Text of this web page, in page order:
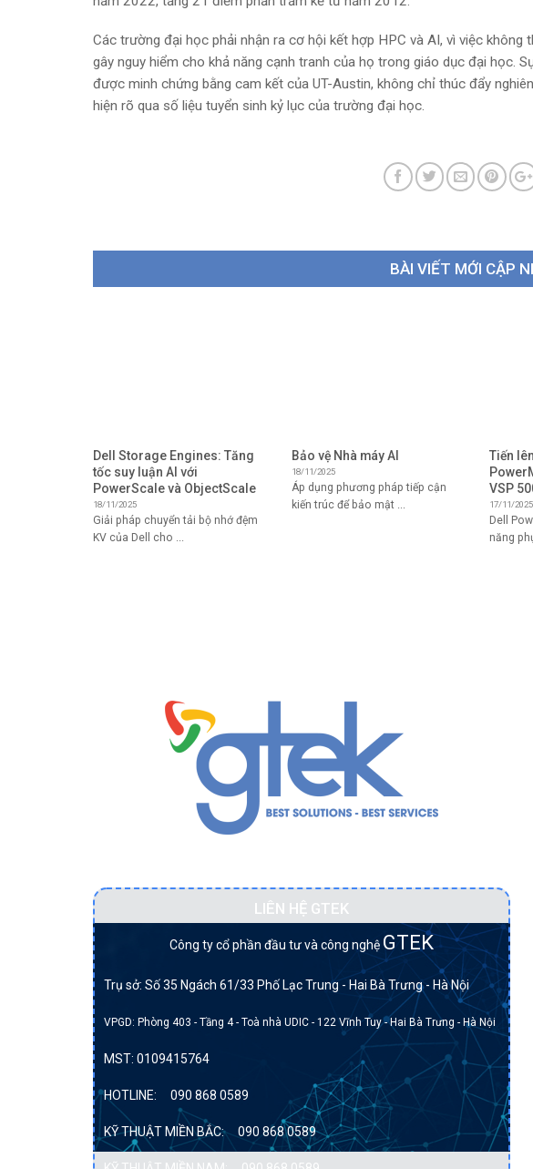
Các trường đại học phải nhận ra cơ hội kết hợp HPC và AI, vì việc
gây nguy hiểm cho khả năng cạnh tranh của họ trong giáo dục đại học.
được minh chứng bằng cam kết của UT-Austin, không chỉ thúc đẩy
hiện rõ qua số liệu tuyển sinh kỷ lục của trường đại học.
BÀI VIẾT MỚI CẬP
Dell Storage Engines: Tăng
tốc suy luận AI với
PowerScale và ObjectScale
18/11/2025
Giải pháp chuyển tải bộ nhớ đệm
KV của Dell cho ...
Bảo vệ Nhà máy AI
18/11/2025
Áp dụng phương pháp tiếp cận
kiến ​​trúc để bảo mật ...
Tiến
VSP
17/11/2025
Dell
năng
LIÊN HỆ GTEK
Công ty cổ phần đầu tư và công nghệ GTEK
Trụ sở: Số 35 Ngách 61/33 Phố Lạc Trung - Hai Bà Trưng - Hà Nội
VPGD: Phòng 403 - Tầng 4 - Toà nhà UDIC - 122 Vĩnh Tuy - Hai Bà Trưng - Hà Nội
MST: 0109415764
HOTLINE: 090 868 0589
KỸ THUẬT MIỀN BẮC: 090 868 0589